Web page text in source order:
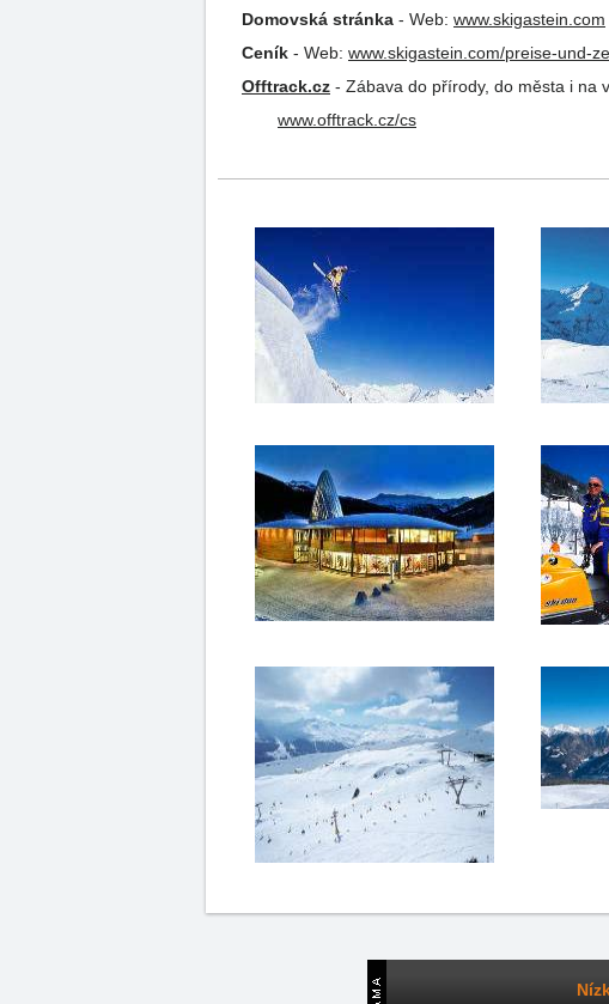
Domovská stránka - Web: www.skigastein.com
Ceník - Web: www.skigastein.com/preise-und-
Offtrack.cz - Zábava do přírody, do města i na
www.offtrack.cz/cs